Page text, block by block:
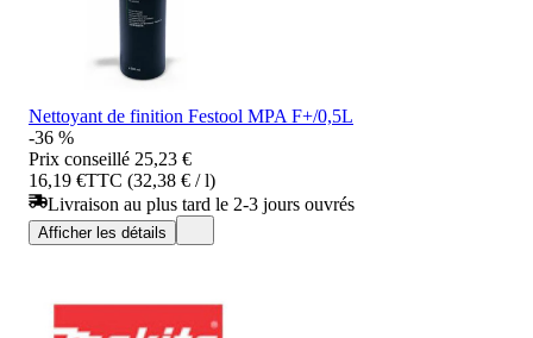
Nettoyant de finition Festool MPA F+/0,5L
-36 %
Prix conseillé 25,23 €
16,19 €TTC (32,38 € / l)
Livraison au plus tard le 2-3 jours ouvrés
Afficher les détails